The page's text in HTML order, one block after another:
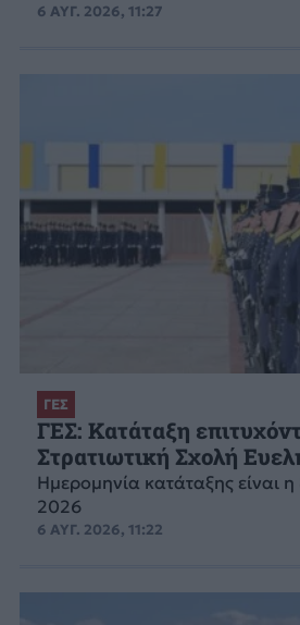
6 ΑΥΓ. 2026, 11:27
ΓΕΣ
ΓΕΣ: Κατάταξη
Στρατιωτική Σχολή
Ημερομηνία κατάταξης είναι
2026
6 ΑΥΓ. 2026, 11:22